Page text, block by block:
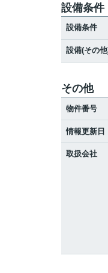
設備条件
設備条件
設備(その
その他
物件番号
情報更新日
取扱会社